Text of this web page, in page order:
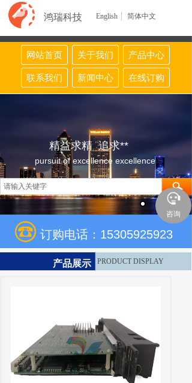
鸿瑞科技 English 简体中文
网站首页 关于我们 产品中心
联系我们 新闻中心 在线订购
精益求精 追求**
pursuit of excellence excellence
订购电话：15305925923
PRODUCT DISPLAY
产品展示
咨询